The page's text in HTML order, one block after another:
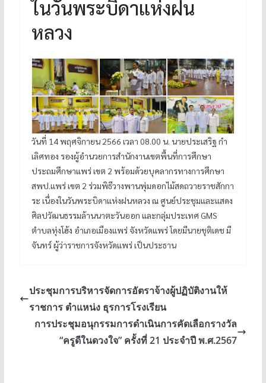
ในวันพระบิดาแห่งฝน
หลวง
วันที่ 14 พฤศจิกายน 2566 เวลา 08.00 น. นายประเสริฐ กำ
เลิศทอง รองผู้อำนวยการสำนักงานเขตพื้นที่การศึกษา
ประถมศึกษาแพร่ เขต 2 พร้อมด้วยบุคลากรทางการศึกษา
สพป.แพร่ เขต 2 ร่วมพิธีวางพานพุ่มดอกไม้สดถวายราชสักกา
ระ เนื่องในวันพระบิดาแห่งฝนหลวง ณ ศูนย์ประชุมและแสดง
ศิลปวัฒนธรรมล้านนาตะวันออก และกลุ่มประเทศ GMS
ตำบลทุ่งโฮ้ง อำเภอเมืองแพร่ จังหวัดแพร่ โดยมีนายชุติเดช มี
จันทร์ ผู้ว่าราชการจังหวัดแพร่ เป็นประธาน
ประชุมการบริหารจัดการอัตราจ้างผู้ปฏิบัติงานให้
ราชการ ตำแหน่ง ธุรการโรงเรียน
การประชุมอนุกรรมการดำเนินการคัดเลือกรางวัล
“ครูดีในดวงใจ” ครั้งที่ 21 ประจำปี พ.ศ.2567